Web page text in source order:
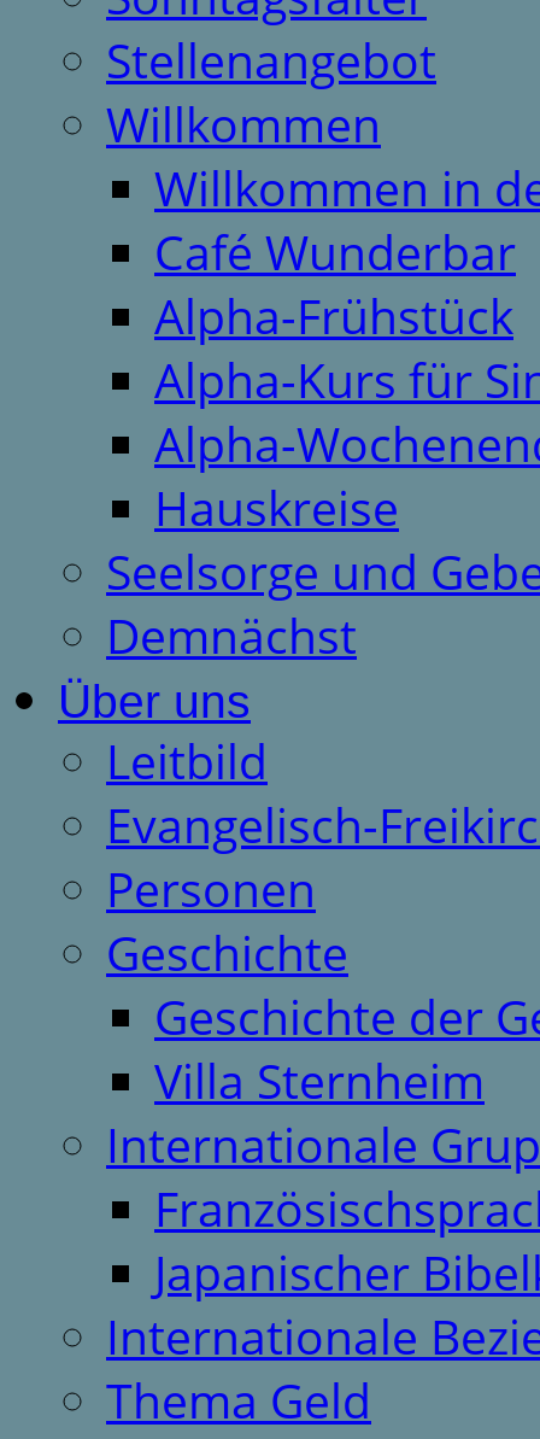
Stellenangebot
Willkommen
Willkommen in
Café Wunderbar
Alpha-Frühstück
Alpha-Kurs für
Alpha-
Hauskreise
Seelsorge und
Demnächst
Über uns
Leitbild
Evangelisch-
Personen
Geschichte
Geschichte der
Villa Sternheim
Internationale
Japanischer
Internationale
Thema Geld